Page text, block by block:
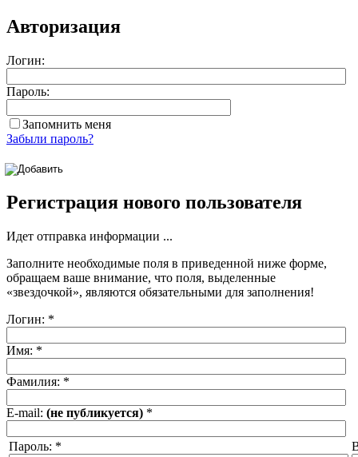
Авторизация
Логин:
Пароль:
Запомнить меня
Забыли пароль?
Регистрация нового пользователя
Идет отправка информации ...
Заполните необходимые поля в приведенной ниже форме,
обращаем ваше внимание, что поля, выделенные
«звездочкой», являются обязательными для заполнения!
Логин: *
Имя: *
Фамилия: *
E-mail: (не публикуется) *
Пароль: *